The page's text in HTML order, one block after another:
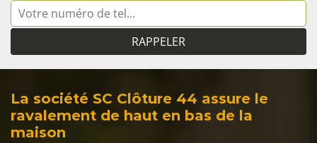
La société SC Clôture 44 assure le
ravalement de haut en bas de la
maison